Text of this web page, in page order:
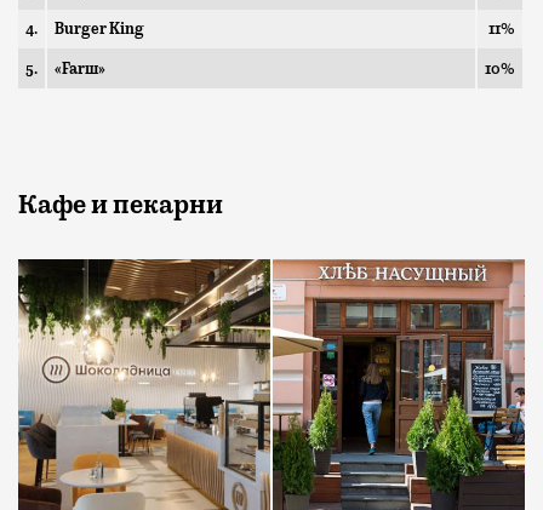
4. Burger King 11%
5. «Farш» 10%
Кафе и пекарни